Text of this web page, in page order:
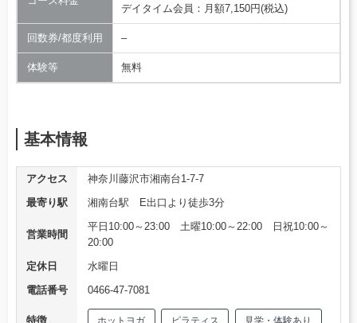
デイタイム会員：月額7,150円(税込)
回数券/都度利用 –
体験等 無料
基本情報
アクセス
神奈川藤沢市湘南台1-7-7
最寄り駅
湘南台駅 E出口より徒歩3分
営業時間
平日10:00～23:00 土曜10:00～22:00 日祝10:00～
20:00
定休日
水曜日
電話番号
0466-47-7081
特徴 ホットヨガ ピラティス 見学・体験あり